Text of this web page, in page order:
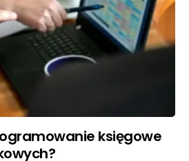
księgowe